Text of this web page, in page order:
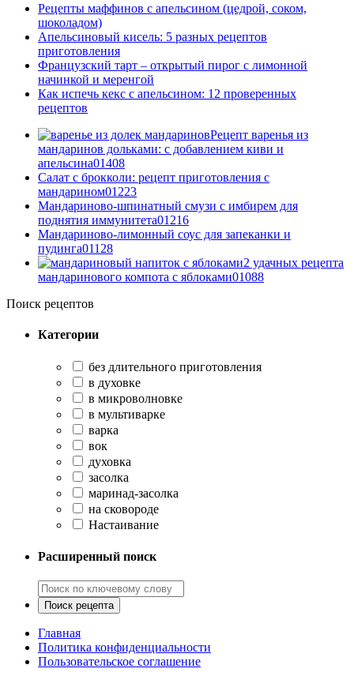
Рецепты маффинов с апельсином (цедрой, соком,
шоколадом)
Апельсиновый кисель: 5 разных рецептов
приготовления
Французский тарт – открытый пирог с лимонной
начинкой и меренгой
Как испечь кекс с апельсином: 12 проверенных
рецептов
Рецепт варенья из
мандаринов дольками: с добавлением киви и
апельсина01408
Салат с брокколи: рецепт приготовления с
мандарином01223
Мандариново-шпинатный смузи с имбирем для
поднятия иммунитета01216
Мандариново-лимонный соус для запеканки и
пудинга01128
2 удачных рецепта
мандаринового компота с яблоками01088
Поиск рецептов
Категории
без длительного приготовления
в духовке
в микроволновке
в мультиварке
варка
вок
духовка
засолка
маринад-засолка
на сковороде
Настаивание
Расширенный поиск
Главная
Политика конфиденциальности
Пользовательское соглашение